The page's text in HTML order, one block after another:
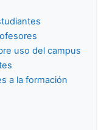
uso del campus
a la formación